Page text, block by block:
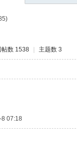
帖数 1538 主题数 3
07:18